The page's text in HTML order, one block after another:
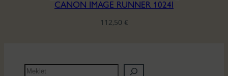
CANON IMAGE RUNNER 1024I
112,50 €
M